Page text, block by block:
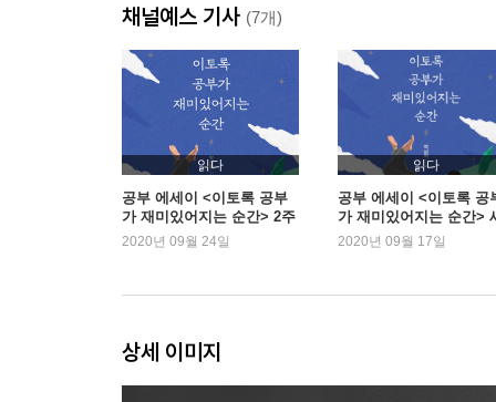
미시마 유키오와 다자이 오사무의 전쟁
선한 자들이 거짓말을 할 때
우리는 언제나 우리끼리 싸운다
악마는 당신을 망치기 위해 피해의식을 발명했다
스스로 구제할 방법을 찾는 사람들에게
삶의 바닥에서 괜찮다는 말이 필요할 때
기억 2 ― 김영애, 그녀는 아름답고 위태로웠다
Part 3. 다시 시작한다는 것
누구나 알지만 누구도 모르는 이름
보통사람 최은희
채널예스 기사 (7개)
읽다
공부 에세이 <이토록 공부
가 재미있어지는 순간> 2주
연속 1위
2020년 09월 24일
읽다
공부 에세이 <이토록 공
가 재미있어지는 순간>
로운 1위
2020년 09월 17일
상세 이미지